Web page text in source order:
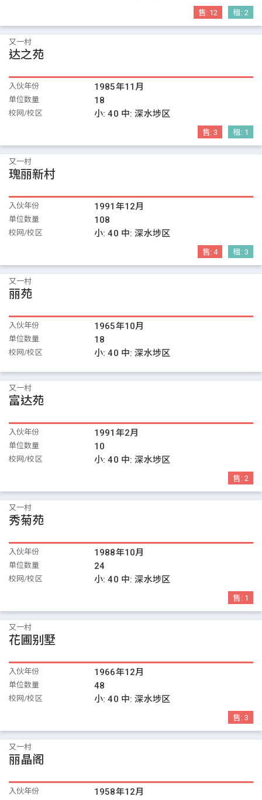
售: 12 租: 2
又一村
达之苑
入伙年份 1985年11月
单位数量 18
校网/校区 小:40 中:深水埗区
售:3 租: 1
又一村
瑰丽新村
入伙年份 1991年12月
单位数量 108
校网/校区 小:40 中:深水埗区
售: 4 租: 3
又一村
丽苑
入伙年份 1965年10月
单位数量 18
校网/校区 小:40 中:深水埗区
又一村
富达苑
入伙年份 1991年2月
单位数量 10
校网/校区 小:40 中:深水埗区
售: 2
又一村
秀菊苑
入伙年份 1988年10月
单位数量 24
校网/校区 小:40 中:深水埗区
售: 1
又一村
花圃别墅
入伙年份 1966年12月
单位数量 48
校网/校区 小:40 中:深水埗区
售: 3
又一村
丽晶阁
入伙年份 1958年12月